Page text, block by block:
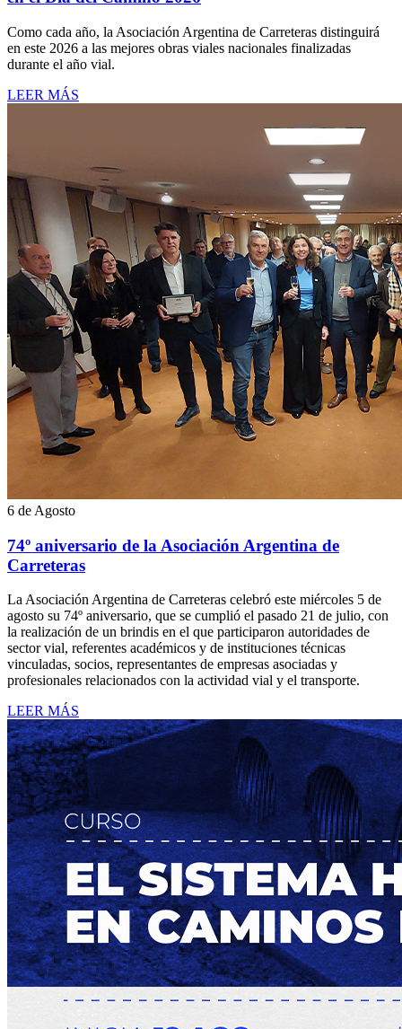
Como cada año, la Asociación Argentina de Carreteras distinguirá
en este 2026 a las mejores obras viales nacionales finalizadas
durante el año vial.
LEER MÁS
6 de Agosto
74º aniversario de la Asociación Argentina de
Carreteras
La Asociación Argentina de Carreteras celebró este miércoles 5 de
agosto su 74º aniversario, que se cumplió el pasado 21 de julio, con
la realización de un brindis en el que participaron autoridades de
sector vial, referentes académicos y de instituciones técnicas
vinculadas, socios, representantes de empresas asociadas y
profesionales relacionados con la actividad vial y el transporte.
LEER MÁS